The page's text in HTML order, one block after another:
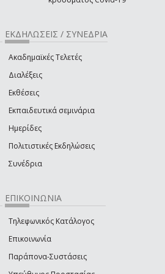
ΕΚΔΗΛΩΣΕΙΣ / ΣΥΝΕΔΡΙΑ
Ακαδημαϊκές Τελετές
Διαλέξεις
Εκθέσεις
Εκπαιδευτικά σεμινάρια
Ημερίδες
Πολιτιστικές Εκδηλώσεις
Συνέδρια
ΕΠΙΚΟΙΝΩΝΙΑ
Τηλεφωνικός Κατάλογος
Επικοινωνία
Παράπονα-Συστάσεις